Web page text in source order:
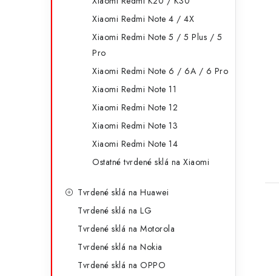
Xiaomi Redmi Note 4 / 4X
Xiaomi Redmi Note 5 / 5 Plus / 5
Pro
Xiaomi Redmi Note 6 / 6A / 6 Pro
Xiaomi Redmi Note 11
Xiaomi Redmi Note 12
Xiaomi Redmi Note 13
Xiaomi Redmi Note 14
Ostatné tvrdené sklá na Xiaomi
Tvrdené sklá na Huawei
Tvrdené sklá na LG
Tvrdené sklá na Motorola
Tvrdené sklá na Nokia
Tvrdené sklá na OPPO